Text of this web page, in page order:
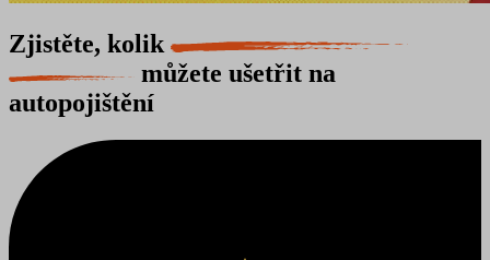
Zjistěte, kolik
můžete ušetřit na
autopojištění